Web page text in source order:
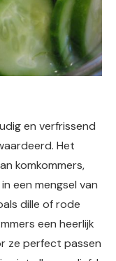
en verfrissend
Het
komkommers,
een mengsel van
dille of rode
een heerlijk
ze perfect passen